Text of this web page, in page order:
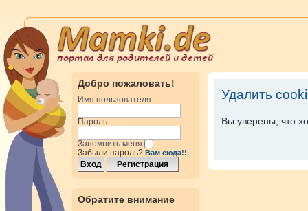
Добро пожаловать!
Имя пользователя:
Пароль:
Запомнить меня
Забыли пароль? Вам сюда!!
Обратите внимание
Удалить
Вы уверены, что